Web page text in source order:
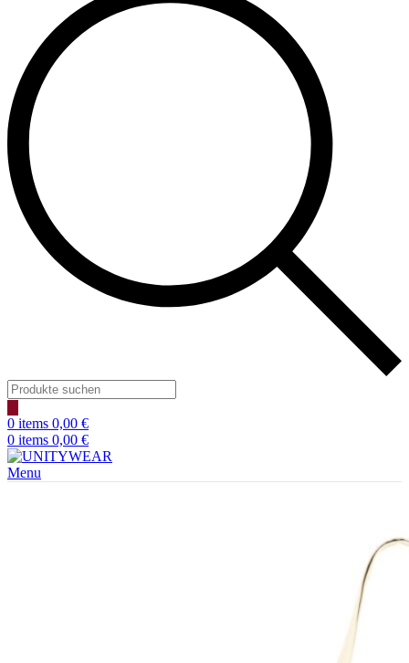
Products
search
0 items 0,00 €
0 items 0,00 €
Menu